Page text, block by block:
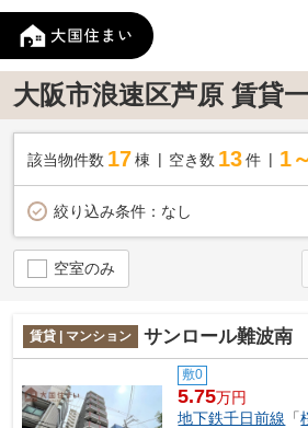
大阪市浪速区芦原 賃貸
該当物件数 17棟 空き数 13 件 1
絞り込み条件： なし
空室のみ
賃貸 | マンション サンロール難波南
敷0
5.75万円
地下鉄千日前線 「